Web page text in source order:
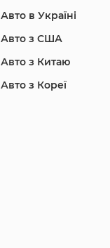
Jeep
Авто в Україні
Авто з США
Авто з Китаю
Авто з Кореї